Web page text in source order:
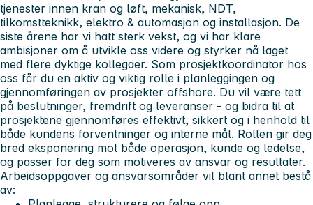
tjenester innen kran og løft, mekanisk, NDT,
tilkomstteknikk, elektro & automasjon og installasjon. De
siste årene har vi hatt sterk vekst, og vi har klare
ambisjoner om å utvikle oss videre og styrker nå laget
med flere dyktige kollegaer. Som prosjektkoordinator hos
oss får du en aktiv og viktig rolle i planleggingen og
gjennomføringen av prosjekter offshore. Du vil være tett
på beslutninger, fremdrift og leveranser - og bidra til at
prosjektene gjennomføres effektivt, sikkert og i henhold til
både kundens forventninger og interne mål. Rollen gir deg
bred eksponering mot både operasjon, kunde og ledelse,
og passer for deg som motiveres av ansvar og resultater.
Arbeidsoppgaver og ansvarsområder vil blant annet bestå
av: